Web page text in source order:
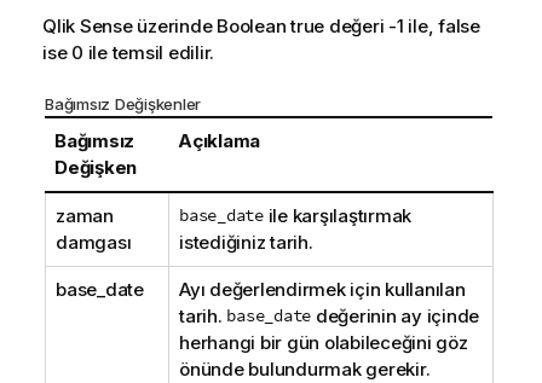
Qlik Senseüzerinde Boolean true değeri -1 ile, false
ise 0 ile temsil edilir.
Bağımsız Değişkenler
Bağımsız
Değişken
Açıklama
zaman
damgası
base_dateile karşılaştırmak
istediğiniz tarih.
base_date
Ayı değerlendirmek için kullanılan
tarih. base_date değerinin ay içinde
herhangi bir gün olabileceğini göz
önünde bulundurmak gerekir.